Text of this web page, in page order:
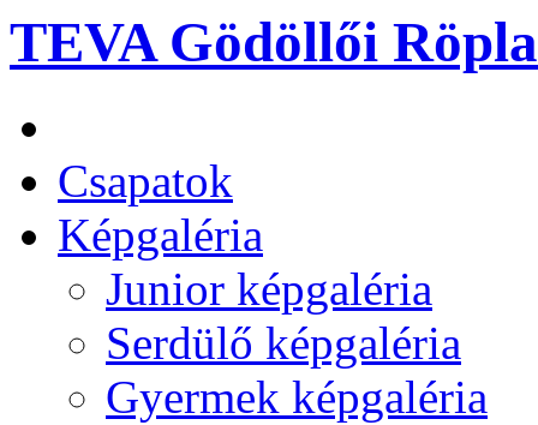
TEVA Gödöllői
Csapatok
Képgaléria
Junior képgaléria
Serdülő képgaléria
Gyermek képgaléria